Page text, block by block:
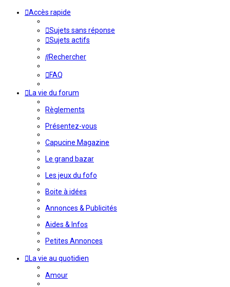
Accès rapide
Sujets sans réponse
Sujets actifs
Rechercher
FAQ
La vie du forum
Règlements
Présentez-vous
Capucine Magazine
Le grand bazar
Les jeux du fofo
Boite à idées
Annonces & Publicités
Aides & Infos
Petites Annonces
La vie au quotidien
Amour